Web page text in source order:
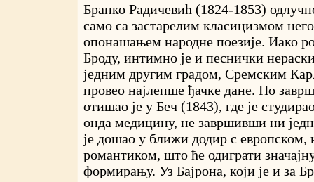
Бранко Радичевић (1824-1853)
само са застарелим класицизмом
опонашањем народне поезије. Иако
Броду, интимно је и песнички
једним другим градом, Сремским
провео најлепше ђачке дане. По
отишао је у Беч (1843), где је
онда медицину, не завршивши ни
је дошао у ближи додир с европском,
романтиком, што ће одиграти
формирању. Уз Бајрона, који је и за